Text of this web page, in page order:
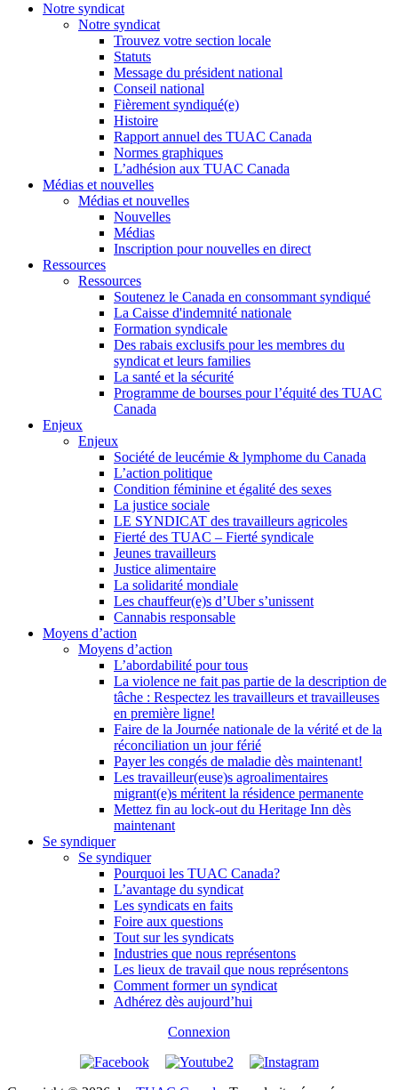
Notre syndicat
Notre syndicat
Trouvez votre section locale
Statuts
Message du président national
Conseil national
Fièrement syndiqué(e)
Histoire
Rapport annuel des TUAC Canada
Normes graphiques
L’adhésion aux TUAC Canada
Médias et nouvelles
Médias et nouvelles
Nouvelles
Médias
Inscription pour nouvelles en direct
Ressources
Ressources
Soutenez le Canada en consommant syndiqué
La Caisse d'indemnité nationale
Formation syndicale
Des rabais exclusifs pour les membres du
syndicat et leurs families
La santé et la sécurité
Programme de bourses pour l’équité des TUAC
Canada
Enjeux
Enjeux
Société de leucémie & lymphome du Canada
L’action politique
Condition féminine et égalité des sexes
La justice sociale
LE SYNDICAT des travailleurs agricoles
Fierté des TUAC – Fierté syndicale
Jeunes travailleurs
Justice alimentaire
La solidarité mondiale
Les chauffeur(e)s d’Uber s’unissent
Cannabis responsable
Moyens d’action
Moyens d’action
L’abordabilité pour tous
La violence ne fait pas partie de la description de
tâche : Respectez les travailleurs et travailleuses
en première ligne!
Faire de la Journée nationale de la vérité et de la
réconciliation un jour férié
Payer les congés de maladie dès maintenant!
Les travailleur(euse)s agroalimentaires
migrant(e)s méritent la résidence permanente
Mettez fin au lock-out du Heritage Inn dès
maintenant
Se syndiquer
Se syndiquer
Pourquoi les TUAC Canada?
L’avantage du syndicat
Les syndicats en faits
Foire aux questions
Tout sur les syndicats
Industries que nous représentons
Les lieux de travail que nous représentons
Comment former un syndicat
Adhérez dès aujourd’hui
Connexion